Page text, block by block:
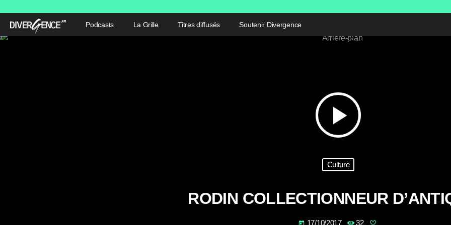
Podcasts La Grille Titres diffusés Soutenir Divergence
play_arrow
Culture
RODIN COLLECTIONNEUR
today 17/10/2017 32